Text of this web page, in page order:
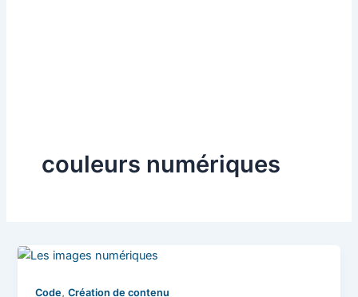
couleurs numériques
Code,Création de contenu